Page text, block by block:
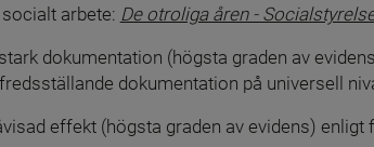
arbete: De otroliga åren -
dokumentation (högsta graden av
dokumentation på universell
effekt (högsta graden av evidens) enligt